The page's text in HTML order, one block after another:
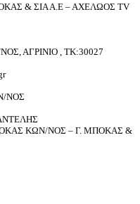
& ΣΙΑ Α.Ε – ΑΧΕΛΩΟΣ TV
ΑΓΡΙΝΙΟ , ΤΚ:30027
ΝΟΣ
ΚΩΝ/ΝΟΣ – Γ. ΜΠΟΚΑΣ &